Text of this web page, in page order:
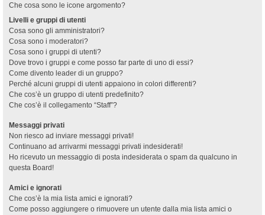
Che cosa sono le icone argomento?
Livelli e gruppi di utenti
Cosa sono gli amministratori?
Cosa sono i moderatori?
Cosa sono i gruppi di utenti?
Dove trovo i gruppi e come posso far parte di uno di essi?
Come divento leader di un gruppo?
Perché alcuni gruppi di utenti appaiono in colori differenti?
Che cos’è un gruppo di utenti predefinito?
Che cos’è il collegamento “Staff”?
Messaggi privati
Non riesco ad inviare messaggi privati!
Continuano ad arrivarmi messaggi privati indesiderati!
Ho ricevuto un messaggio di posta indesiderata o spam da qualcuno in
questa Board!
Amici e ignorati
Che cos’è la mia lista amici e ignorati?
Come posso aggiungere o rimuovere un utente dalla mia lista amici o